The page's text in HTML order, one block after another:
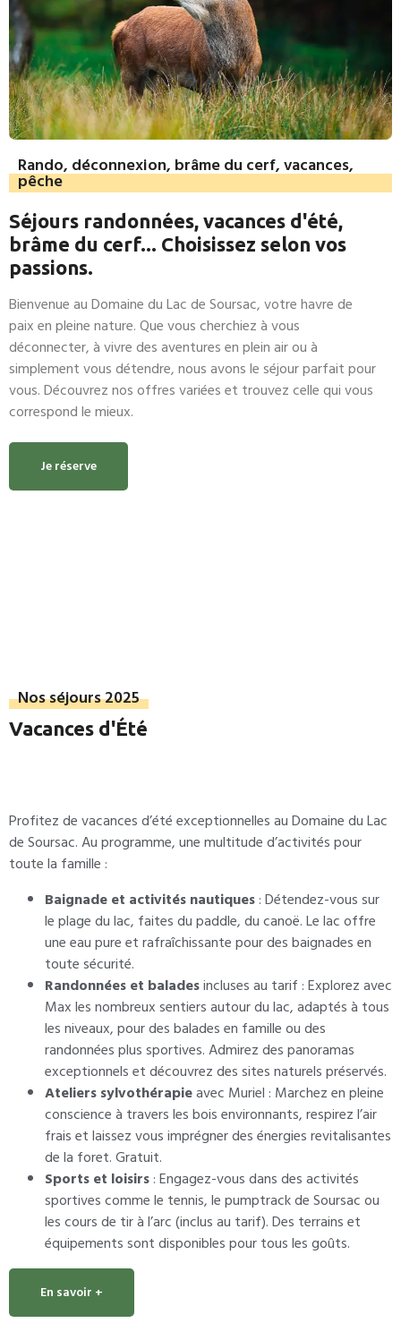
Rando, déconnexion, brâme du cerf, vacances,
pêche
Séjours randonnées, vacances d'été,
brâme du cerf... Choisissez selon vos
passions.
Bienvenue au Domaine du Lac de Soursac, votre havre de
paix en pleine nature. Que vous cherchiez à vous
déconnecter, à vivre des aventures en plein air ou à
simplement vous détendre, nous avons le séjour parfait pour
vous. Découvrez nos offres variées et trouvez celle qui vous
correspond le mieux.
Je réserve
Nos séjours 2025
Vacances d'Été
Profitez de vacances d’été exceptionnelles au Domaine du Lac
de Soursac. Au programme, une multitude d’activités pour
toute la famille :
Baignade et activités nautiques: Détendez-vous sur
le plage du lac, faites du paddle, du canoë. Le lac offre
une eau pure et rafraîchissante pour des baignades en
toute sécurité.
Randonnées et baladesincluses au tarif : Explorez avec
Max les nombreux sentiers autour du lac, adaptés à tous
les niveaux, pour des balades en famille ou des
randonnées plus sportives. Admirez des panoramas
exceptionnels et découvrez des sites naturels préservés.
Ateliers sylvothérapieavec Muriel : Marchez en pleine
conscience à travers les bois environnants, respirez l’air
frais et laissez vous imprégner des énergies revitalisantes
de la foret. Gratuit.
Sports et loisirs: Engagez-vous dans des activités
sportives comme le tennis, le pumptrack de Soursac ou
les cours de tir à l’arc (inclus au tarif). Des terrains et
équipements sont disponibles pour tous les goûts.
En savoir +